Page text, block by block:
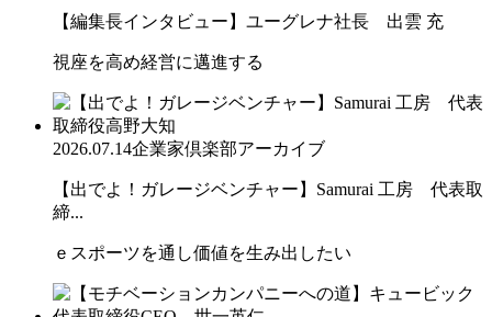
【編集長インタビュー】ユーグレナ社長 出雲 充
視座を高め経営に邁進する
2026.07.14企業家倶楽部アーカイブ
【出でよ！ガレージベンチャー】Samurai 工房 代表取
締...
ｅスポーツを通し価値を生み出したい